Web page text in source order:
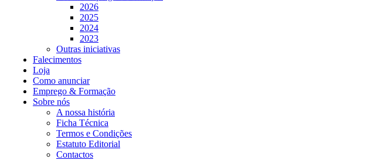
2026
2025
2024
2023
Outras iniciativas
Falecimentos
Loja
Como anunciar
Emprego & Formação
Sobre nós
A nossa história
Ficha Técnica
Termos e Condições
Estatuto Editorial
Contactos